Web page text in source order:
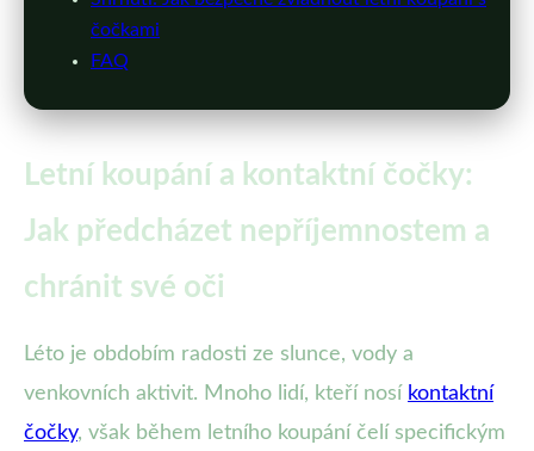
čočkami
FAQ
Letní koupání a kontaktní čočky:
Jak předcházet nepříjemnostem a
chránit své oči
Léto je obdobím radosti ze slunce, vody a
venkovních aktivit. Mnoho lidí, kteří nosí kontaktní
čočky, však během letního koupání čelí specifickým